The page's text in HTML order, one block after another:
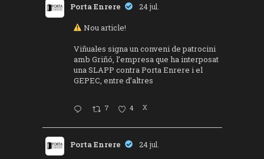
Porta Enrere 24 jul.
Nou article!
Viñuales signa un conveni de patrocini
amb Griñó, l’empresa que ha interposat
una SLAPP contra Porta Enrere i el
GEPEC, entre d’altres
7 4 X
Porta Enrere 24 jul.